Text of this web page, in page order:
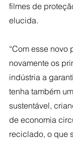
filmes de
elucida.
“Com esse novo
novamente os
indústria a
tenha também
sustentável,
de economia
reciclado, o que